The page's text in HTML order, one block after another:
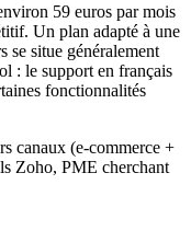
59 euros par mois
Un plan adapté à une
se situe généralement
: le support en français
fonctionnalités
canaux (e-commerce +
Zoho, PME cherchant